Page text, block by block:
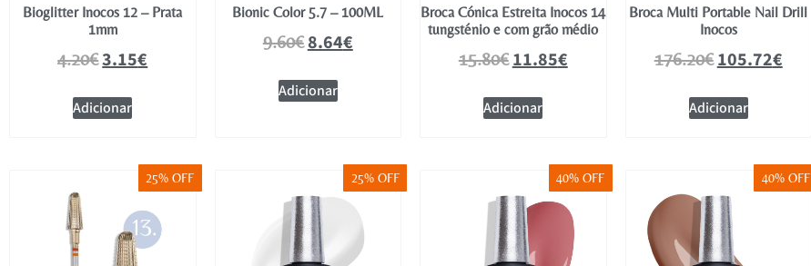
Bioglitter Inocos 12 – Prata
1mm
4.20€3.15€
Adicionar
Bionic Color 5.7 – 100ML
9.60€8.64€
Adicionar
Broca Cónica Estreita Inocos 14
tungsténio e com grão médio
15.80€11.85€
Adicionar
Broca Multi Portable Nail Drill
Inocos
176.20€105.72€
Adicionar
25% OFF 25% OFF 40% OFF 40% OFF